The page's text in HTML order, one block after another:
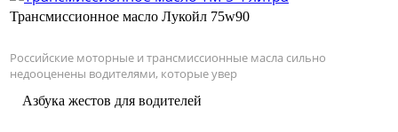
Трансмиссионное масло Лукойл 75w90
Российские моторные и трансмиссионные масла сильно
недооценены водителями, которые увер
Азбука жестов для водителей